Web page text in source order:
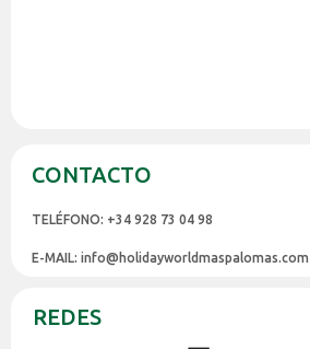
CONTACTO
TELÉFONO: +34 928 73 04 98
E-MAIL: info@holidayworldmaspalomas.com
REDES